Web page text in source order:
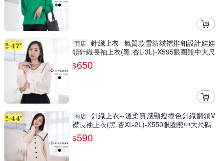
商店 針織上衣--氣質款雪紡皺褶排釦設計娃娃
領針織長袖上衣(黑.杏L-3L)-X595眼圈熊中大尺
碼
$650
商店
針織上衣--溫柔質感顯瘦撞色針織翻領V
襟長袖上衣(黑.杏XL-2L)-X550眼圈熊中大尺碼
$590